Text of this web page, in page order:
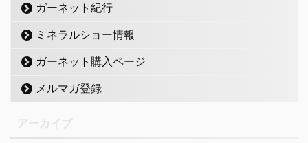
ガーネット紀行
ミネラルショー情報
ガーネット購入ページ
メルマガ登録